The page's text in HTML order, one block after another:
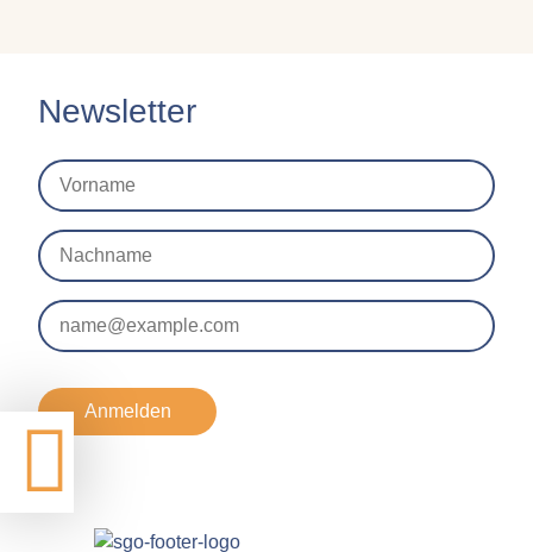
Newsletter
Anmelden